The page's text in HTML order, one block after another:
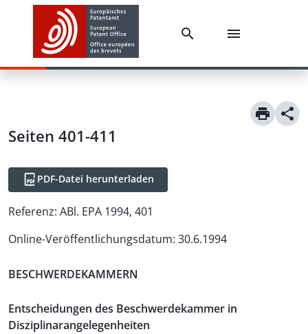
Seiten 401-411
PDF-Datei herunterladen
Referenz: ABl. EPA 1994, 401
Online-Veröffentlichungsdatum: 30.6.1994
BESCHWERDEKAMMERN
Entscheidungen des Beschwerdekammer in
Disziplinarangelegenheiten